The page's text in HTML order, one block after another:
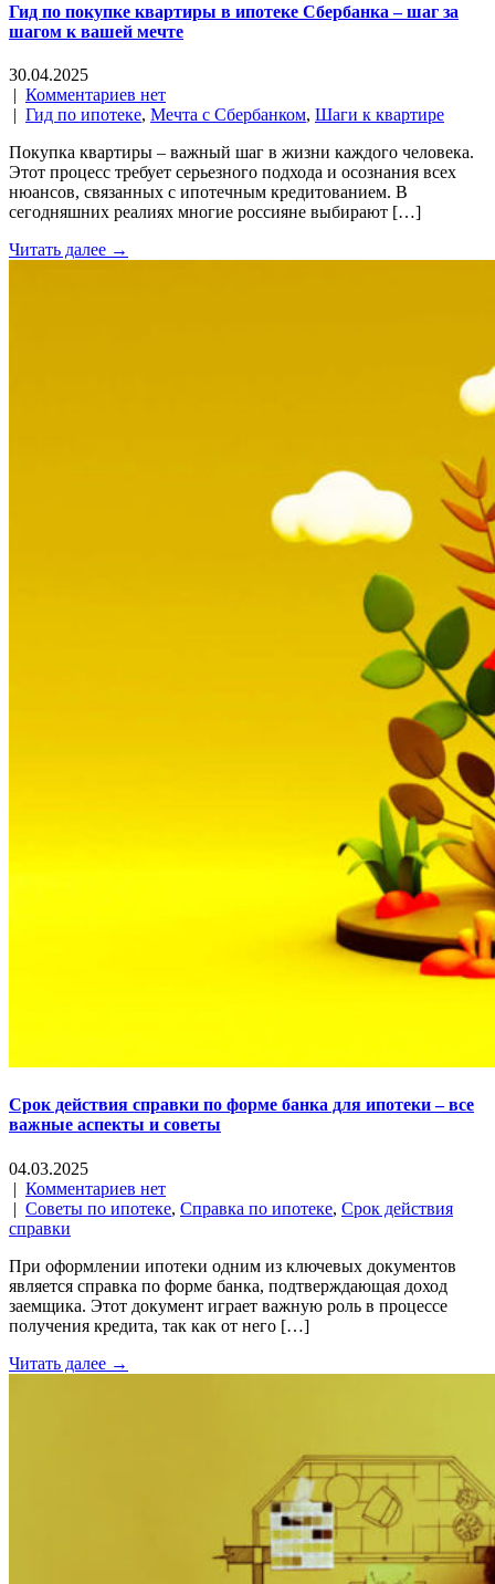
Гид по покупке квартиры в ипотеке Сбербанка – шаг за
шагом к вашей мечте
30.04.2025
| Комментариев нет
| Гид по ипотеке, Мечта с Сбербанком, Шаги к квартире
Покупка квартиры – важный шаг в жизни каждого человека.
Этот процесс требует серьезного подхода и осознания всех
нюансов, связанных с ипотечным кредитованием. В
сегодняшних реалиях многие россияне выбирают […]
Читать далее →
Срок действия справки по форме банка для ипотеки – все
важные аспекты и советы
04.03.2025
| Комментариев нет
| Советы по ипотеке, Справка по ипотеке, Срок действия
справки
При оформлении ипотеки одним из ключевых документов
является справка по форме банка, подтверждающая доход
заемщика. Этот документ играет важную роль в процессе
получения кредита, так как от него […]
Читать далее →